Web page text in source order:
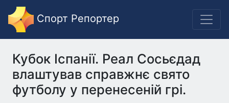
Спорт Репортер
Кубок Іспанії. Реал Сосьєдад
влаштував справжнє свято
футболу у перенесеній грі.